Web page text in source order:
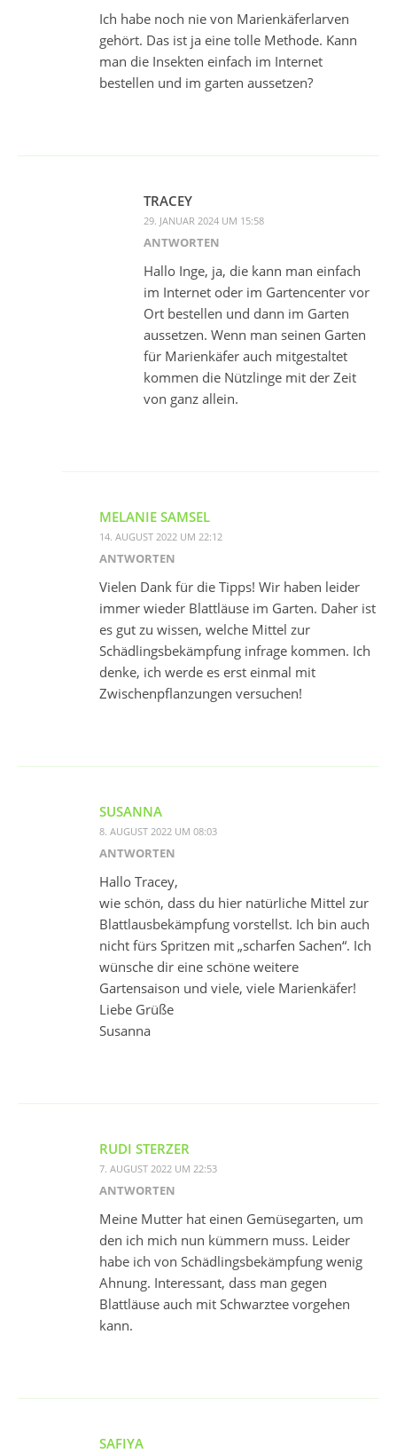
Ich habe noch nie von Marienkäferlarven
gehört. Das ist ja eine tolle Methode. Kann
man die Insekten einfach im Internet
bestellen und im garten aussetzen?
TRACEY
29. JANUAR 2024 UM 15:58
ANTWORTEN
Hallo Inge, ja, die kann man einfach
im Internet oder im Gartencenter vor
Ort bestellen und dann im Garten
aussetzen. Wenn man seinen Garten
für Marienkäfer auch mitgestaltet
kommen die Nützlinge mit der Zeit
von ganz allein.
MELANIE SAMSEL
14. AUGUST 2022 UM 22:12
ANTWORTEN
Vielen Dank für die Tipps! Wir haben leider
immer wieder Blattläuse im Garten. Daher ist
es gut zu wissen, welche Mittel zur
Schädlingsbekämpfung infrage kommen. Ich
denke, ich werde es erst einmal mit
Zwischenpflanzungen versuchen!
SUSANNA
8. AUGUST 2022 UM 08:03
ANTWORTEN
Hallo Tracey,
wie schön, dass du hier natürliche Mittel zur
Blattlausbekämpfung vorstellst. Ich bin auch
nicht fürs Spritzen mit „scharfen Sachen“. Ich
wünsche dir eine schöne weitere
Gartensaison und viele, viele Marienkäfer!
Liebe Grüße
Susanna
RUDI STERZER
7. AUGUST 2022 UM 22:53
ANTWORTEN
Meine Mutter hat einen Gemüsegarten, um
den ich mich nun kümmern muss. Leider
habe ich von Schädlingsbekämpfung wenig
Ahnung. Interessant, dass man gegen
Blattläuse auch mit Schwarztee vorgehen
kann.
SAFIYA